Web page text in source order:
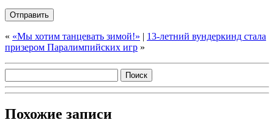
« «Мы хотим танцевать зимой!» | 13-летний вундеркинд стала
призером Паралимпийских игр »
Похожие записи